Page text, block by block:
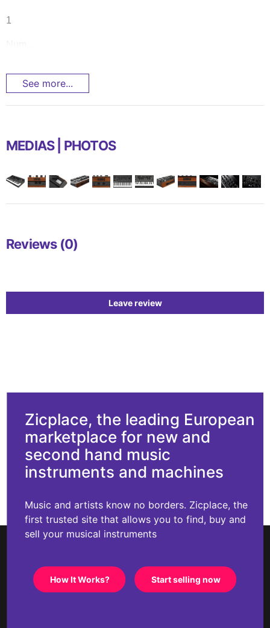
1
See more...
MEDIAS | PHOTOS
Reviews (0)
Leave review
Zicplace, the leading European
marketplace for new and
second hand music
instruments and machines
Music and artists know no borders. Zicplace, the
first trusted site that allows you to find, buy and
sell your musical instruments
How It Works? Start selling now